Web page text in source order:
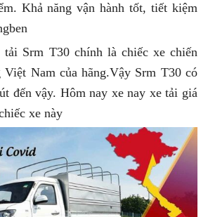
Khả năng vận hành tốt, tiết kiệm
tải Srm T30 chính là chiếc xe chiến
Nam của hãng.Vậy Srm T30 có
đến vậy. Hôm nay xe nay xe tải giá
xe này